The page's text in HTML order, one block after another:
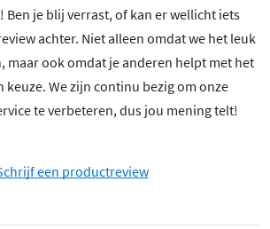
je blij verrast, of kan er wellicht iets
achter. Niet alleen omdat we het leuk
maar ook omdat je anderen helpt met het
keuze. We zijn continu bezig om onze
te verbeteren, dus jou mening telt!
een productreview